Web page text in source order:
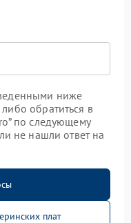
ниже
обратиться в
по следующему
не нашли ответ на
плат